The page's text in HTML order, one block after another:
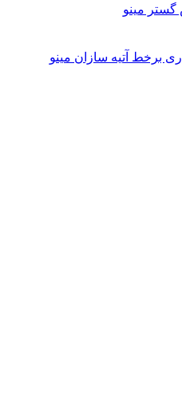
مینو
برخط آتیه سازان مینو